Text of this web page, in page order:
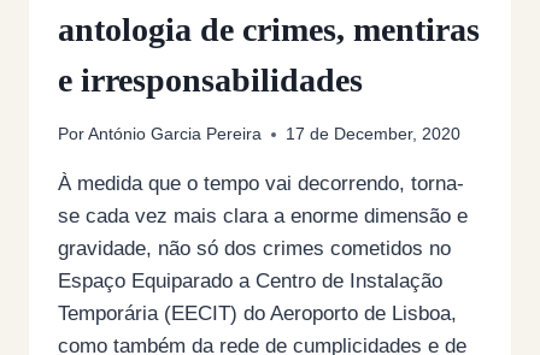
antologia de crimes, mentiras
e irresponsabilidades
Por António Garcia Pereira 17 de December, 2020
À medida que o tempo vai decorrendo, torna-
se cada vez mais clara a enorme dimensão e
gravidade, não só dos crimes cometidos no
Espaço Equiparado a Centro de Instalação
Temporária (EECIT) do Aeroporto de Lisboa,
como também da rede de cumplicidades e de